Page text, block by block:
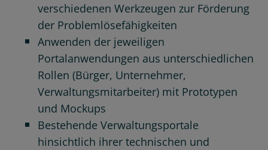
verschiedenen Werkzeugen zur Förderung
der Problemlösefähigkeiten
Anwenden der jeweiligen
Portalanwendungen aus unterschiedlichen
Rollen (Bürger, Unternehmer,
Verwaltungsmitarbeiter) mit Prototypen
und Mockups
Bestehende Verwaltungsportale
hinsichtlich ihrer technischen und